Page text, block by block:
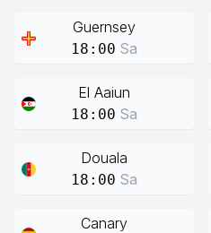
Guernsey
18:00 Sa
El Aaiun
18:00 Sa
Douala
18:00 Sa
Canary